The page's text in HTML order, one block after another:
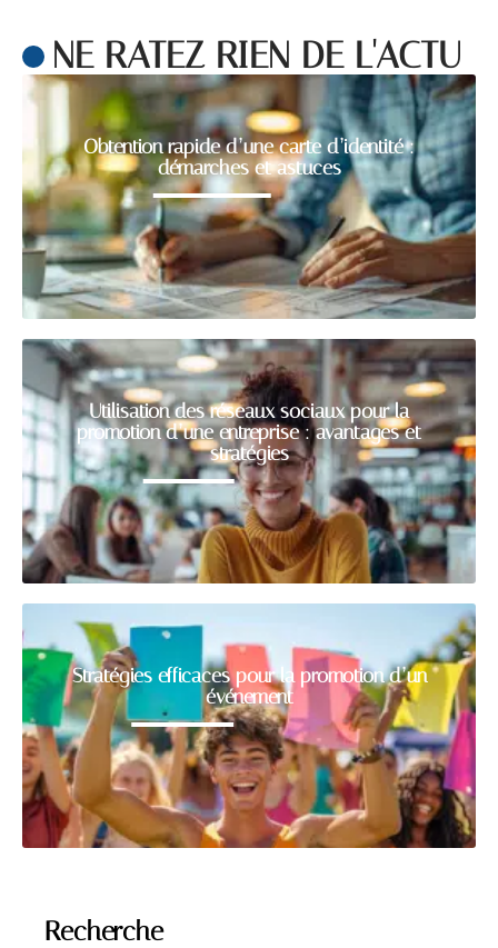
NE RATEZ RIEN DE L'ACTU
Obtention rapide d’une carte d’identité :
démarches et astuces
Utilisation des réseaux sociaux pour la
promotion d’une entreprise : avantages et
stratégies
Stratégies efficaces pour la promotion d’un
événement
Recherche